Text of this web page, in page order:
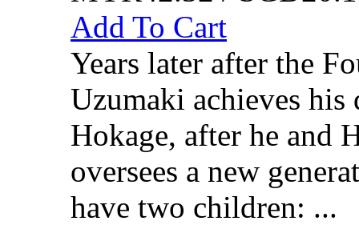
Add To Cart
Years later after the
Uzumaki achieves his
Hokage, after he and
oversees a new
have two children: ...